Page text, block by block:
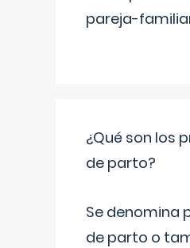
pareja-
¿Qué son los
de parto?
Se denomina
de parto o